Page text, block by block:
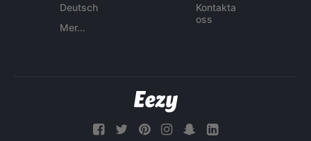
Deutsch
Mer...
Kontakta
oss